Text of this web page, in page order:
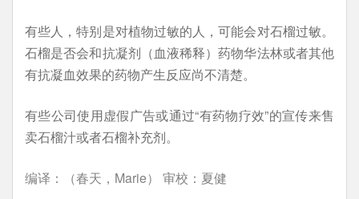
有些人，特别是对植物过敏的人，可能会对石榴过敏。
石榴是否会和抗凝剂（血液稀释）药物华法林或者其他
有抗凝血效果的药物产生反应尚不清楚。
有些公司使用虚假广告或通过“有药物疗效”的宣传来售
卖石榴汁或者石榴补充剂。
编译：（春天，Marie） 审校：夏健